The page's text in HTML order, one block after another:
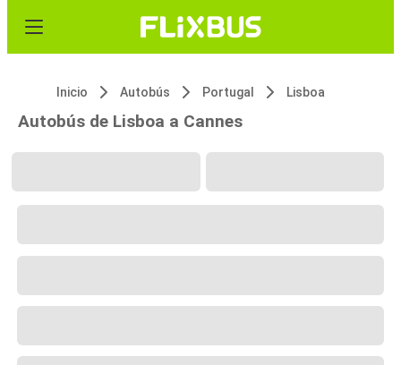
Inicio Autobús Portugal Lisboa
Autobús de Lisboa a Cannes